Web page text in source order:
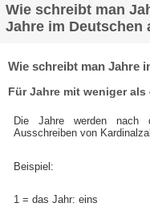
Wie schreibt man
Jahre im Deutschen
Wie schreibt man Jahre
Für Jahre mit weniger als
Die Jahre werden nach
Ausschreiben von
Beispiel:
1 = das Jahr: eins